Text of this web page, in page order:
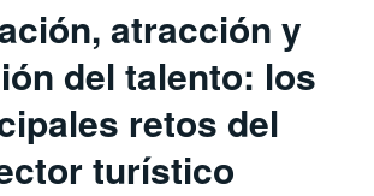
atracción y
del talento: los
retos del
turístico